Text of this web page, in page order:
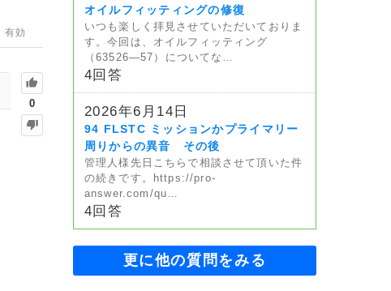
有効
0
オイルフィッティングの修復
いつも楽しく拝見させていただいておりま
す。今回は、オイルフィッティング
（63526—57）についてな…
4回答
2026年6月14日
94 FLSTC ミッションかプライマリー
周りからの異音 その後
管理人様先日こちらで相談させて頂いた件
の続きです。https://pro-
answer.com/qu…
4回答
更に他の質問をみる